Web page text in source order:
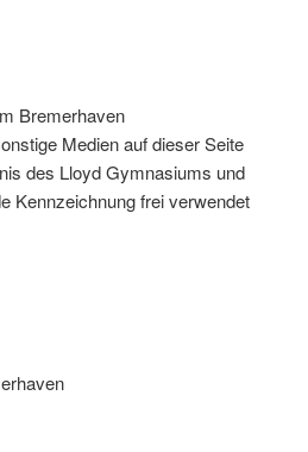
Bremerhaven
Medien auf dieser Seite
des Lloyd Gymnasiums und
Kennzeichnung frei verwendet